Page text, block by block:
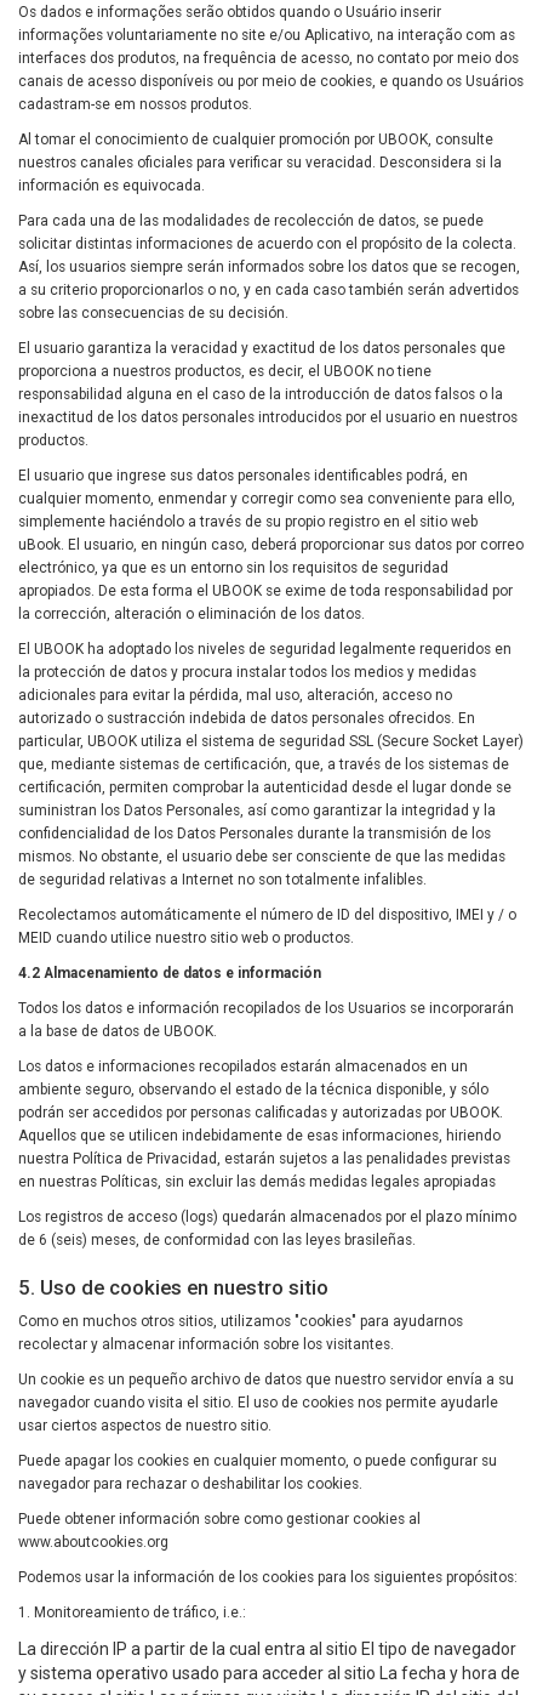
Os dados e informações serão obtidos quando o Usuário inserir
informações voluntariamente no site e/ou Aplicativo, na interação com as
interfaces dos produtos, na frequência de acesso, no contato por meio dos
canais de acesso disponíveis ou por meio de cookies, e quando os Usuários
cadastram-se em nossos produtos.
Al tomar el conocimiento de cualquier promoción por UBOOK, consulte
nuestros canales oficiales para verificar su veracidad. Desconsidera si la
información es equivocada.
Para cada una de las modalidades de recolección de datos, se puede
solicitar distintas informaciones de acuerdo con el propósito de la colecta.
Así, los usuarios siempre serán informados sobre los datos que se recogen,
a su criterio proporcionarlos o no, y en cada caso también serán advertidos
sobre las consecuencias de su decisión.
El usuario garantiza la veracidad y exactitud de los datos personales que
proporciona a nuestros productos, es decir, el UBOOK no tiene
responsabilidad alguna en el caso de la introducción de datos falsos o la
inexactitud de los datos personales introducidos por el usuario en nuestros
productos.
El usuario que ingrese sus datos personales identificables podrá, en
cualquier momento, enmendar y corregir como sea conveniente para ello,
simplemente haciéndolo a través de su propio registro en el sitio web
uBook. El usuario, en ningún caso, deberá proporcionar sus datos por correo
electrónico, ya que es un entorno sin los requisitos de seguridad
apropiados. De esta forma el UBOOK se exime de toda responsabilidad por
la corrección, alteración o eliminación de los datos.
El UBOOK ha adoptado los niveles de seguridad legalmente requeridos en
la protección de datos y procura instalar todos los medios y medidas
adicionales para evitar la pérdida, mal uso, alteración, acceso no
autorizado o sustracción indebida de datos personales ofrecidos. En
particular, UBOOK utiliza el sistema de seguridad SSL (Secure Socket Layer)
que, mediante sistemas de certificación, que, a través de los sistemas de
certificación, permiten comprobar la autenticidad desde el lugar donde se
suministran los Datos Personales, así como garantizar la integridad y la
confidencialidad de los Datos Personales durante la transmisión de los
mismos. No obstante, el usuario debe ser consciente de que las medidas
de seguridad relativas a Internet no son totalmente infalibles.
Recolectamos automáticamente el número de ID del dispositivo, IMEI y / o
MEID cuando utilice nuestro sitio web o productos.
4.2 Almacenamiento de datos e información
Todos los datos e información recopilados de los Usuarios se incorporarán
a la base de datos de UBOOK.
Los datos e informaciones recopilados estarán almacenados en un
ambiente seguro, observando el estado de la técnica disponible, y sólo
podrán ser accedidos por personas calificadas y autorizadas por UBOOK.
Aquellos que se utilicen indebidamente de esas informaciones, hiriendo
nuestra Política de Privacidad, estarán sujetos a las penalidades previstas
en nuestras Políticas, sin excluir las demás medidas legales apropiadas
Los registros de acceso (logs) quedarán almacenados por el plazo mínimo
de 6 (seis) meses, de conformidad con las leyes brasileñas.
5. Uso de cookies en nuestro sitio
Como en muchos otros sitios, utilizamos "cookies" para ayudarnos
recolectar y almacenar información sobre los visitantes.
Un cookie es un pequeño archivo de datos que nuestro servidor envía a su
navegador cuando visita el sitio. El uso de cookies nos permite ayudarle
usar ciertos aspectos de nuestro sitio.
Puede apagar los cookies en cualquier momento, o puede configurar su
navegador para rechazar o deshabilitar los cookies.
Puede obtener información sobre como gestionar cookies al
www.aboutcookies.org
Podemos usar la información de los cookies para los siguientes propósitos:
1. Monitoreamiento de tráfico, i.e.:
La dirección IP a partir de la cual entra al sitio El tipo de navegador
y sistema operativo usado para acceder al sitio La fecha y hora de